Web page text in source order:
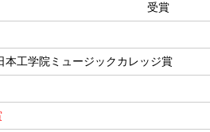
受賞
本工学院ミュージックカレッジ賞